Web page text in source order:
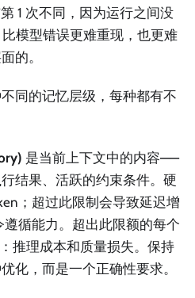
1 次不同，因为运行之间没
模型错误更难重现，也更难
的。
同的记忆层级，每种都有不
是当前上下文中的内容——
结果、活跃的约束条件。硬
；超过此限制会导致延迟增
循能力。超出此限额的每个
推理成本和质量损失。保持
化，而是一个正确性要求。